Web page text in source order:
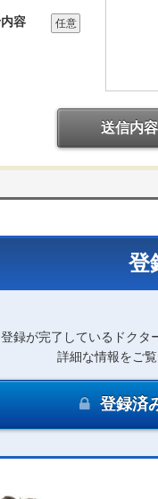
容 任意
送信内
登
録が完了しているドクタ
詳細な情報をご
登録済